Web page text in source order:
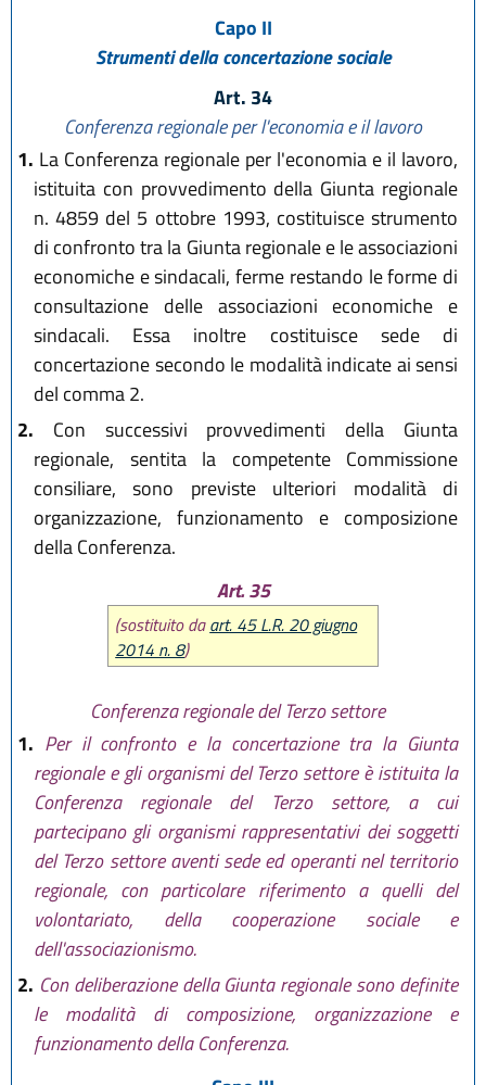
Capo II
Strumenti della concertazione sociale
Art. 34
Conferenza regionale per l'economia e il lavoro
1. La Conferenza regionale per l'economia e il lavoro,
istituita con provvedimento della Giunta regionale
n. 4859 del 5 ottobre 1993, costituisce strumento
di confronto tra la Giunta regionale e le associazioni
economiche e sindacali, ferme restando le forme di
consultazione delle associazioni economiche e
sindacali. Essa inoltre costituisce sede di
concertazione secondo le modalità indicate ai sensi
del comma 2.
2. Con successivi provvedimenti della Giunta
regionale, sentita la competente Commissione
consiliare, sono previste ulteriori modalità di
organizzazione, funzionamento e composizione
della Conferenza.
Art. 35
(sostituito daart. 45 L.R. 20 giugno
2014 n. 8)
Conferenza regionale del Terzo settore
1. Per il confronto e la concertazione tra la Giunta
regionale e gli organismi del Terzo settore è istituita la
Conferenza regionale del Terzo settore, a cui
partecipano gli organismi rappresentativi dei soggetti
del Terzo settore aventi sede ed operanti nel territorio
regionale, con particolare riferimento a quelli del
volontariato, della cooperazione sociale e
dell'associazionismo.
2. Con deliberazione della Giunta regionale sono definite
le modalità di composizione, organizzazione e
funzionamento della Conferenza.